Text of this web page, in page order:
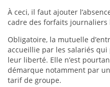
À ceci, il faut ajouter
cadre des forfaits journaliers
Obligatoire, la mutuelle
accueillie par les salariés
leur liberté. Elle n’est
démarque notamment par
tarif de groupe.